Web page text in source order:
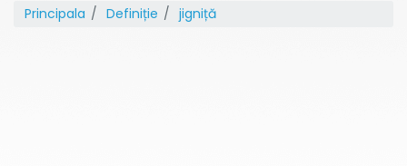
Principala Definiție jigniță